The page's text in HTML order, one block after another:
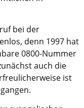
bei der
denn 1997 hat
0800-Nummer
auch die
ist